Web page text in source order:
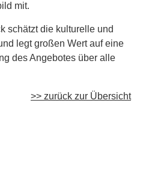
mit.
schätzt die kulturelle und
legt großen Wert auf eine
des Angebotes über alle
>> zurück zur Übersicht